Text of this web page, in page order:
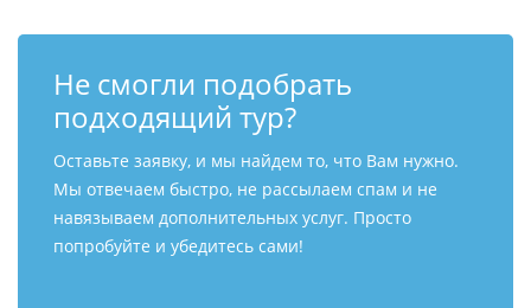
Не смогли подобрать
подходящий тур?
Оставьте заявку, и мы найдем то, что Вам нужно.
Мы отвечаем быстро, не рассылаем спам и не
навязываем дополнительных услуг. Просто
попробуйте и убедитесь сами!